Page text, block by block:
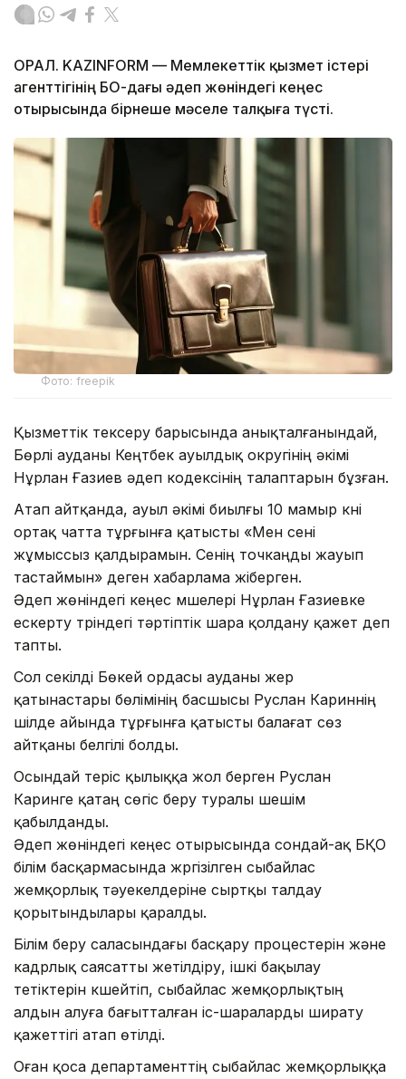
ОРАЛ. KAZINFORM — Мемлекеттік қызмет істері
агенттігінің БҚО-дағы әдеп жөніндегі кеңес
отырысында бірнеше мәселе талқыға түсті.
Фото: freepik
Қызметтік тексеру барысында анықталғанындай,
Бөрлі ауданы Кеңтүбек ауылдық округінің әкімі
Нұрлан Ғазиев әдеп кодексінің талаптарын бұзған.
Атап айтқанда, ауыл әкімі биылғы 10 мамыр күні
ортақ чатта тұрғынға қатысты «Мен сені
жұмыссыз қалдырамын. Сенің точкаңды жауып
тастаймын» деген хабарлама жіберген.
Әдеп жөніндегі кеңес мүшелері Нұрлан Ғазиевке
ескерту түріндегі тәртіптік шара қолдану қажет деп
тапты.
Сол секілді Бөкей ордасы ауданы жер
қатынастары бөлімінің басшысы Руслан Кариннің
шілде айында тұрғынға қатысты балағат сөз
айтқаны белгілі болды.
Осындай теріс қылыққа жол берген Руслан
Каринге қатаң сөгіс беру туралы шешім
қабылданды.
Әдеп жөніндегі кеңес отырысында сондай-ақ БҚО
білім басқармасында жүргізілген сыбайлас
жемқорлық тәуекелдеріне сыртқы талдау
қорытындылары қаралды.
Білім беру саласындағы басқару процестерін және
кадрлық саясатты жетілдіру, ішкі бақылау
тетіктерін күшейтіп, сыбайлас жемқорлықтың
алдын алуға бағытталған іс-шараларды ширату
қажеттігі атап өтілді.
Оған қоса департаменттің сыбайлас жемқорлыққа